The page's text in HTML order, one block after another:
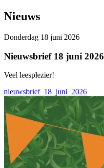
Nieuws
Donderdag 18 juni 2026
Nieuwsbrief 18 juni 2026
Veel leesplezier!
nieuwsbrief_18_juni_2026